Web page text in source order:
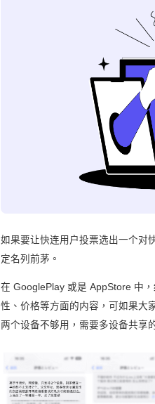
如果要让快连用户投票选出一个对
定名列前茅。
在 GooglePlay 或是 AppStore 中
性、价格等方面的内容，可如果大
两个设备不够用，需要多设备共享